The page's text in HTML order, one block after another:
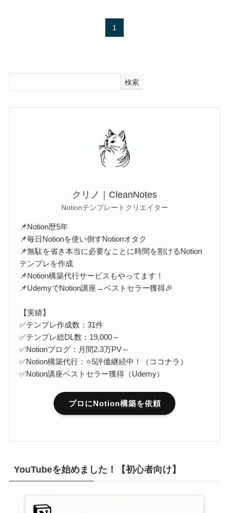
1
検索
クリノ｜CleanNotes
Notionテンプレートクリエイター
📌Notion歴5年
📌毎日Notionを使い倒すNotionオタク
📌無駄を省き本当に必要なことに時間を割けるNotion
テンプレを作成
📌Notion構築代行サービスもやってます！
📌UdemyでNotion講座→ベストセラー獲得🎉
【実績】
✅テンプレ作成数：31件
✅テンプレ総DL数：19,000～
✅Notionブログ：月間2.3万PV～
✅Notion構築代行：⭐5評価継続中！（ココナラ）
✅Notion講座ベストセラー獲得（Udemy）
プロにNotion構築を依頼
YouTubeを始めました！【初心者向け】